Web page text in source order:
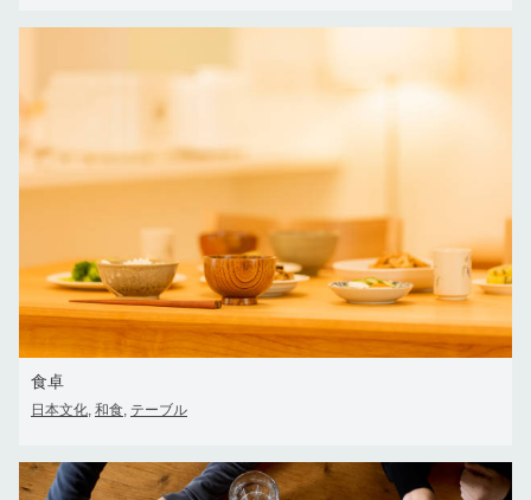
食卓
日本文化 和食 テーブル